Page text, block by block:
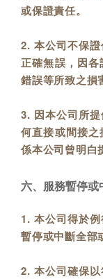
或保證責任。
2. 本公司不保
正確無誤，因
錯誤等所致之損
3. 因本公司所
何直接或間接
係本公司曾明白
六、服務暫停或
1. 本公司得於
暫停或中斷全部
2. 本公司確保